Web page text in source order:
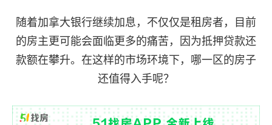
随着加拿大银行继续加息，不仅仅是租房者，目前
的房主更可能会面临更多的痛苦，因为抵押贷款还
款额在攀升。在这样的市场环境下，哪一区的房子
还值得入手呢？